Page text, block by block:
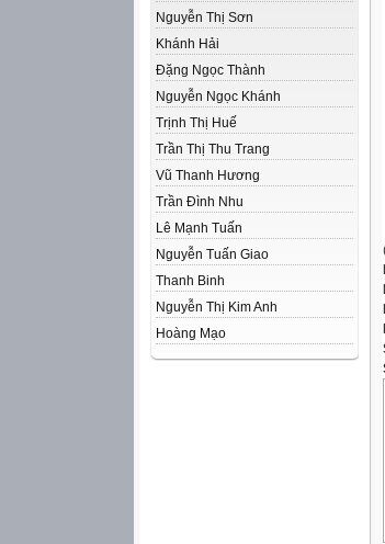
Nguyễn Thị Sơn
Khánh Hải
Đặng Ngọc Thành
Nguyễn Ngọc Khánh
Trịnh Thị Huế
Trần Thị Thu Trang
Vũ Thanh Hương
Trần Đình Nhu
Lê Mạnh Tuấn
Nguyễn Tuấn Giao
Thanh Binh
Nguyễn Thị Kim Anh
Hoàng Mạo